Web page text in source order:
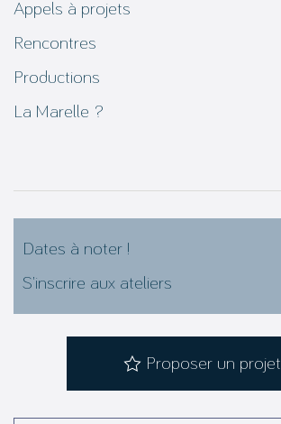
Appels à projets
Rencontres
Productions
La Marelle ?
Dates à noter !
S’inscrire aux ateliers
Proposer un projet